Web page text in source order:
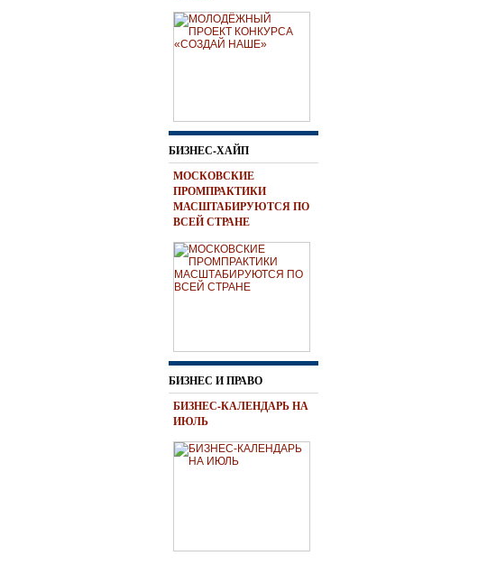
БИЗНЕС-ХАЙП
МОСКОВСКИЕ
ПРОМПРАКТИКИ
МАСШТАБИРУЮТСЯ ПО
ВСЕЙ СТРАНЕ
БИЗНЕС И ПРАВО
БИЗНЕС-КАЛЕНДАРЬ НА
ИЮЛЬ